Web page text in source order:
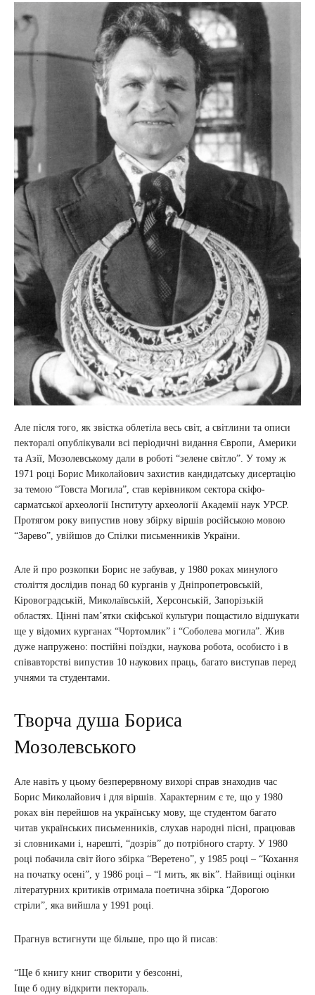
Але після того, як звістка облетіла весь світ, а світлини та описи
пекторалі опублікували всі періодичні видання Європи, Америки
та Азії, Мозолевському дали в роботі “зелене світло”. У тому ж
1971 році Борис Миколайович захистив кандидатську дисертацію
за темою “Товста Могила”, став керівником сектора скіфо-
сарматської археології Інституту археології Академії наук УРСР.
Протягом року випустив нову збірку віршів російською мовою
“Зарево”, увійшов до Спілки письменників України.
Але й про розкопки Борис не забував, у 1980 роках минулого
століття дослідив понад 60 курганів у Дніпропетровській,
Кіровоградській, Миколаївській, Херсонській, Запорізькій
областях. Цінні пам’ятки скіфської культури пощастило відшукати
ще у відомих курганах “Чортомлик” і “Соболева могила”. Жив
дуже напружено: постійні поїздки, наукова робота, особисто і в
співавторстві випустив 10 наукових праць, багато виступав перед
учнями та студентами.
Творча душа Бориса
Мозолевського
Але навіть у цьому безперервному вихорі справ знаходив час
Борис Миколайович і для віршів. Характерним є те, що у 1980
роках він перейшов на українську мову, ще студентом багато
читав українських письменників, слухав народні пісні, працював
зі словниками і, нарешті, “дозрів” до потрібного старту. У 1980
році побачила світ його збірка “Веретено”, у 1985 році – “Кохання
на початку осені”, у 1986 році – “І мить, як вік”. Найвищі оцінки
літературних критиків отримала поетична збірка “Дорогою
стріли”, яка вийшла у 1991 році.
Прагнув встигнути ще більше, про що й писав:
“Ще б книгу книг створити у безсонні,
Іще б одну відкрити пектораль.